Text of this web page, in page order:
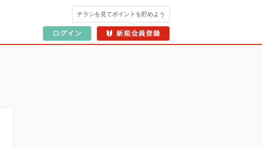
チラシを見てポイントを貯めよう